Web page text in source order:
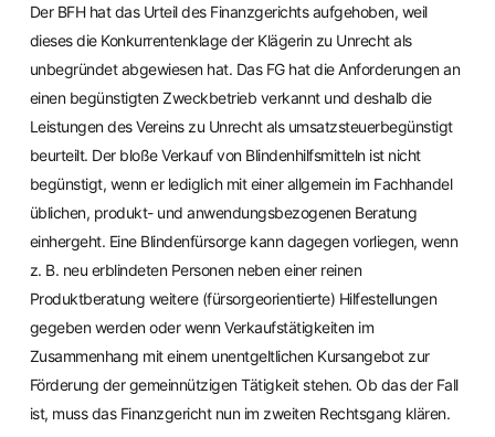
Der BFH hat das Urteil des Finanzgerichts aufgehoben, weil
dieses die Konkurrentenklage der Klägerin zu Unrecht als
unbegründet abgewiesen hat. Das FG hat die Anforderungen an
einen begünstigten Zweckbetrieb verkannt und deshalb die
Leistungen des Vereins zu Unrecht als umsatzsteuerbegünstigt
beurteilt. Der bloße Verkauf von Blindenhilfsmitteln ist nicht
begünstigt, wenn er lediglich mit einer allgemein im Fachhandel
üblichen, produkt- und anwendungsbezogenen Beratung
einhergeht. Eine Blindenfürsorge kann dagegen vorliegen, wenn
z. B. neu erblindeten Personen neben einer reinen
Produktberatung weitere (fürsorgeorientierte) Hilfestellungen
gegeben werden oder wenn Verkaufstätigkeiten im
Zusammenhang mit einem unentgeltlichen Kursangebot zur
Förderung der gemeinnützigen Tätigkeit stehen. Ob das der Fall
ist, muss das Finanzgericht nun im zweiten Rechtsgang klären.